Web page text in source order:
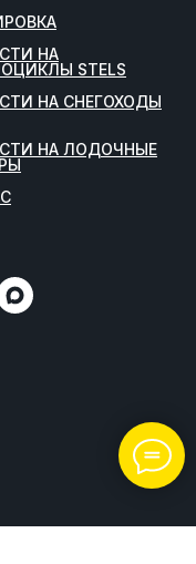
НА
STELS
НА СНЕГОХОДЫ
НА ЛОДОЧНЫЕ